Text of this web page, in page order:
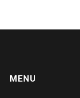
MENU